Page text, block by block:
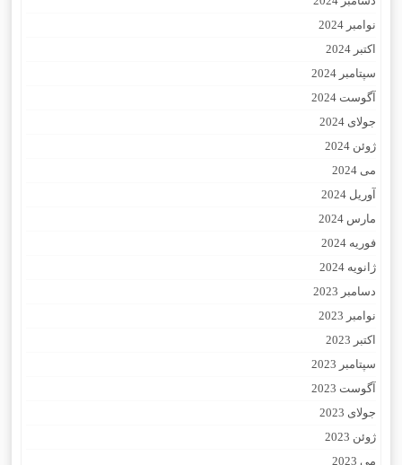
نوامبر 2024
اکتبر 2024
سپتامبر 2024
آگوست 2024
جولای 2024
ژوئن 2024
می 2024
آوریل 2024
مارس 2024
فوریه 2024
ژانویه 2024
دسامبر 2023
نوامبر 2023
اکتبر 2023
سپتامبر 2023
آگوست 2023
جولای 2023
ژوئن 2023
می 2023